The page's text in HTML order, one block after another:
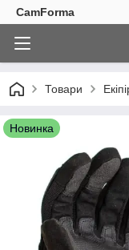
CamForma
Товари
Новинка